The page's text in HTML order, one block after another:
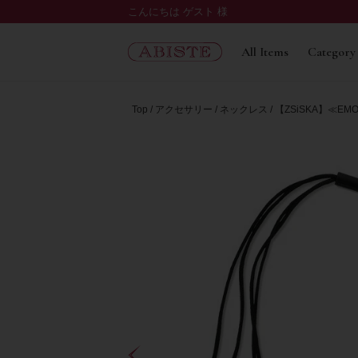
こんにちは ゲスト 様
All Items Category
Top アクセサリー ネックレス 【ZSiSKA】